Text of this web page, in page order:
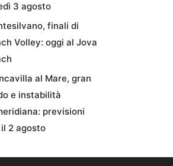
3 agosto
finali di
Volley: oggi al Jova
al Mare, gran
e instabilità
previsioni
2 agosto